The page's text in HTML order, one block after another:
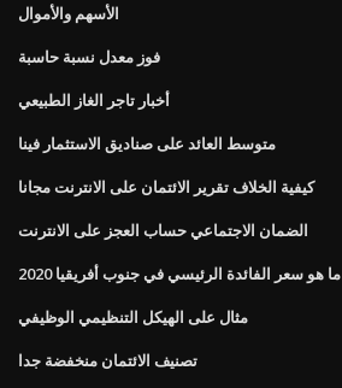
الأسهم والأموال
فوز معدل نسبة حاسبة
أخبار تاجر الغاز الطبيعي
متوسط ​​العائد على صناديق الاستثمار فينا
كيفية الخلاف تقرير الائتمان على الانترنت مجانا
الضمان الاجتماعي حساب العجز على الانترنت
ما هو سعر الفائدة الرئيسي في جنوب أفريقيا 2020
مثال على الهيكل التنظيمي الوظيفي
تصنيف الائتمان منخفضة جدا